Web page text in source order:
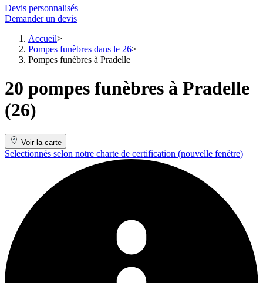
Devis personnalisés
Demander un devis
Accueil
Pompes funèbres dans le 26
Pompes funèbres à Pradelle
20 pompes funèbres à Pradelle
(26)
Voir la carte
Selectionnés selon notre charte de certification (nouvelle fenêtre)